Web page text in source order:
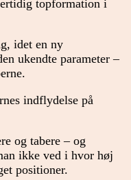
topformation i
idet en ny
ukendte parameter –
indflydelse på
og tabere – og
ikke ved i hvor høj
positioner.